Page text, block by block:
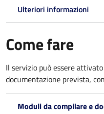
Ulteriori informazioni
Come fare
Il servizio può essere
documentazione prevista,
Moduli da compilare e